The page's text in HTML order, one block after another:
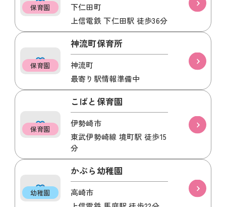
保育園
下仁田町
上信電鉄 下仁田駅 徒歩36分
保育園
神流町保育所
神流町
最寄り駅情報準備中
保育園
こばと保育園
伊勢崎市
東武伊勢崎線 境町駅 徒歩15
分
幼稚園
かぶら幼稚園
高崎市